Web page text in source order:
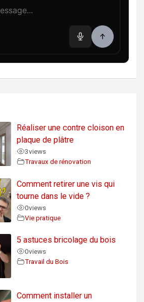
Réaliser une contre cloison en
plaque de plâtre
3views
Travaux de rénovation
Comment retirer une vis qui
tourne dans le vide ?
0views
Vie pratique
5 astuces bricolage du bois
0views
Travail du Bois
Comment installer un